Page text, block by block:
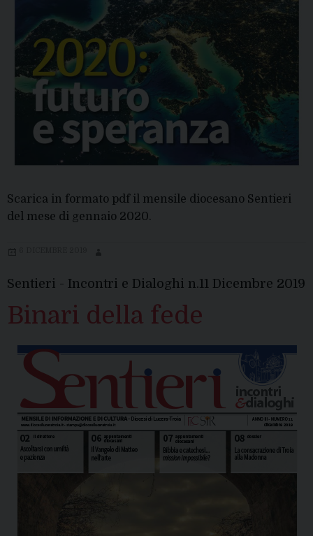
Scarica in formato pdf il mensile diocesano Sentieri
del mese di gennaio 2020.
Sentieri - Incontri e Dialoghi n.11 Dicembre 2019
Binari della fede